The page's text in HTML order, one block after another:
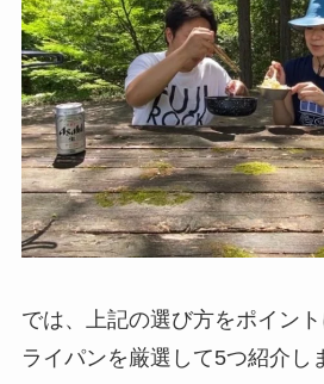
では、上記の選び方をポイン
ライパンを厳選して5つ紹介し